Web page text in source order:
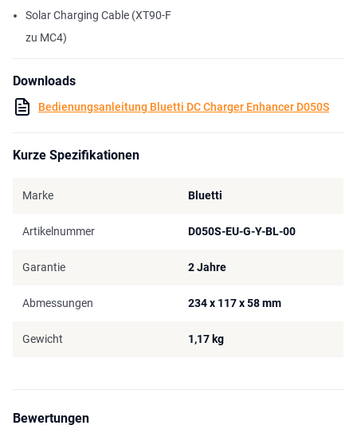
Solar Charging Cable (XT90-F
zu MC4)
Downloads
Bedienungsanleitung Bluetti DC Charger Enhancer D050S
Kurze Spezifikationen
Marke Bluetti
Artikelnummer D050S-EU-G-Y-BL-00
Garantie 2 Jahre
Abmessungen 234 x 117 x 58 mm
Gewicht 1,17 kg
Bewertungen